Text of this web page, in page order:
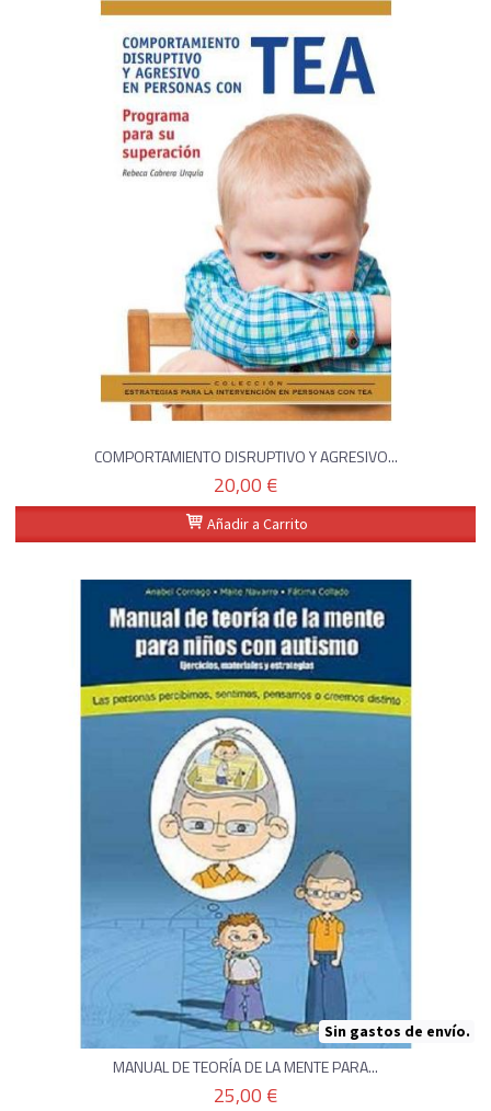
COMPORTAMIENTO DISRUPTIVO Y AGRESIVO...
20,00 €
Añadir a Carrito
Sin gastos de envío.
MANUAL DE TEORÍA DE LA MENTE PARA...
25,00 €